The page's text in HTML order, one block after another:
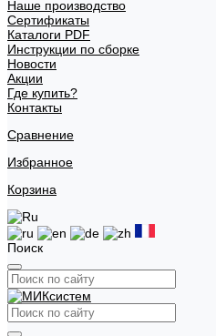
Наше производство
Сертификаты
Каталоги PDF
Инструкции по сборке
Новости
Акции
Где купить?
Контакты
Сравнение
Избранное
Корзина
Поиск